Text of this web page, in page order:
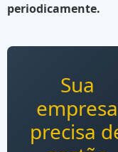
periodicamente.
Sua
empresa
precisa